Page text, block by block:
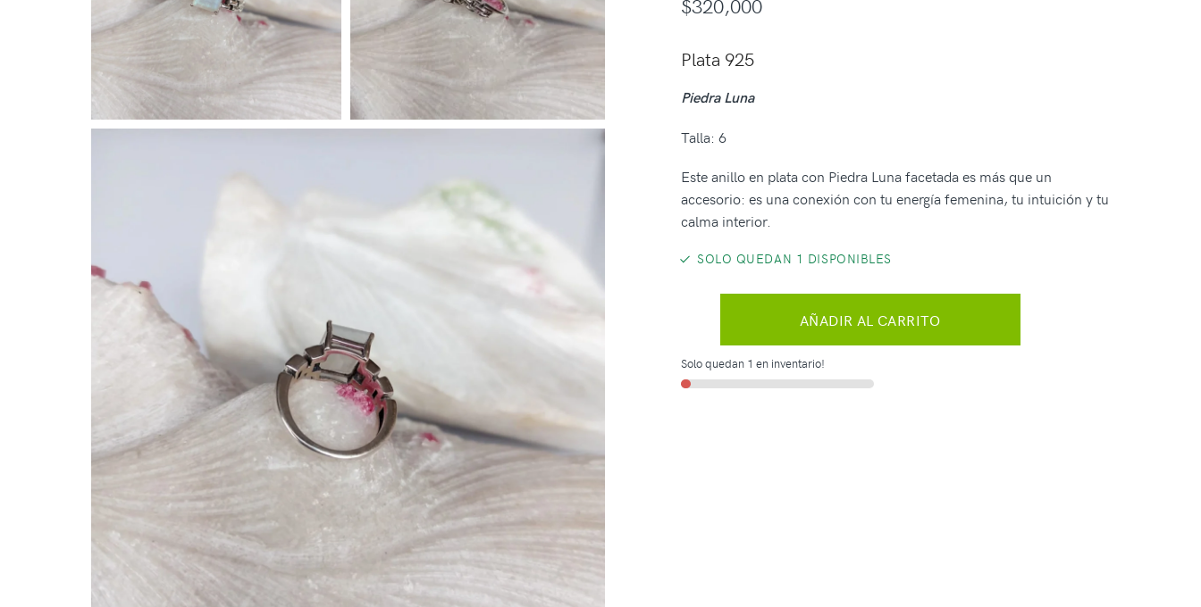
$320,000
Plata 925
Piedra Luna
Talla: 6
Este anillo en plata con Piedra Luna facetada es más que un
accesorio: es una conexión con tu energía femenina, tu intuición y tu
calma interior.
SOLO QUEDAN 1 DISPONIBLES
AÑADIR AL CARRITO
Solo quedan 1 en inventario!